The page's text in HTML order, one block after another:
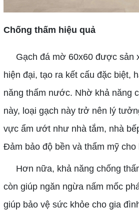
Chống thấm hiệu quả
Gạch đá mờ 60x60 được sản
hiện đại, tạo ra kết cấu đặc biệt,
năng thấm nước. Nhờ khả năng
này, loại gạch này trở nên lý
vực ẩm ướt như nhà tắm, nhà
Đảm bảo độ bền và thẩm mỹ cho
Hơn nữa, khả năng chống
còn giúp ngăn ngừa nấm mốc
giúp bảo vệ sức khỏe cho gia